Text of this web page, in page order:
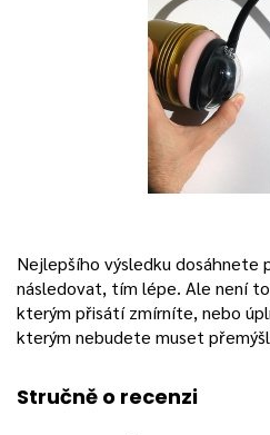
Nejlepšího výsledku dosáhnete
následovat, tím lépe. Ale není
kterým přisátí zmírníte, nebo
kterým nebudete muset
Stručně o recenzi